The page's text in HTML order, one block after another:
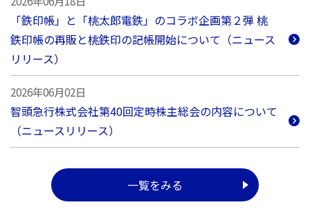
「鉄印帳」と「桃太郎電鉄」のコラボ企画第２弾 桃
鉄印帳の再販と桃鉄印の記帳開始について（ニュース
リリース）
2026年06月02日
智頭急行株式会社第40回定時株主総会の内容について
（ニュースリリース）
一覧をみる